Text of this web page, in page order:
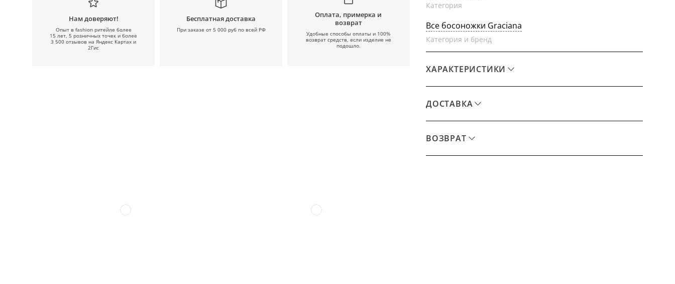
Нам доверяют!
Опыт в fashion ритейле более
15 лет, 5 розничных точек и более
3 500 отзывов на Яндекс Картах и
2Гис
Бесплатная доставка
При заказе от 5 000 руб по всей РФ
Оплата, примерка и
возврат
Удобные способы оплаты и 100%
возврат средств, если изделие не
подошло.
Категория
Все босоножки Graciana
Категория и бренд
ХАРАКТЕРИСТИКИ
ДОСТАВКА
ВОЗВРАТ